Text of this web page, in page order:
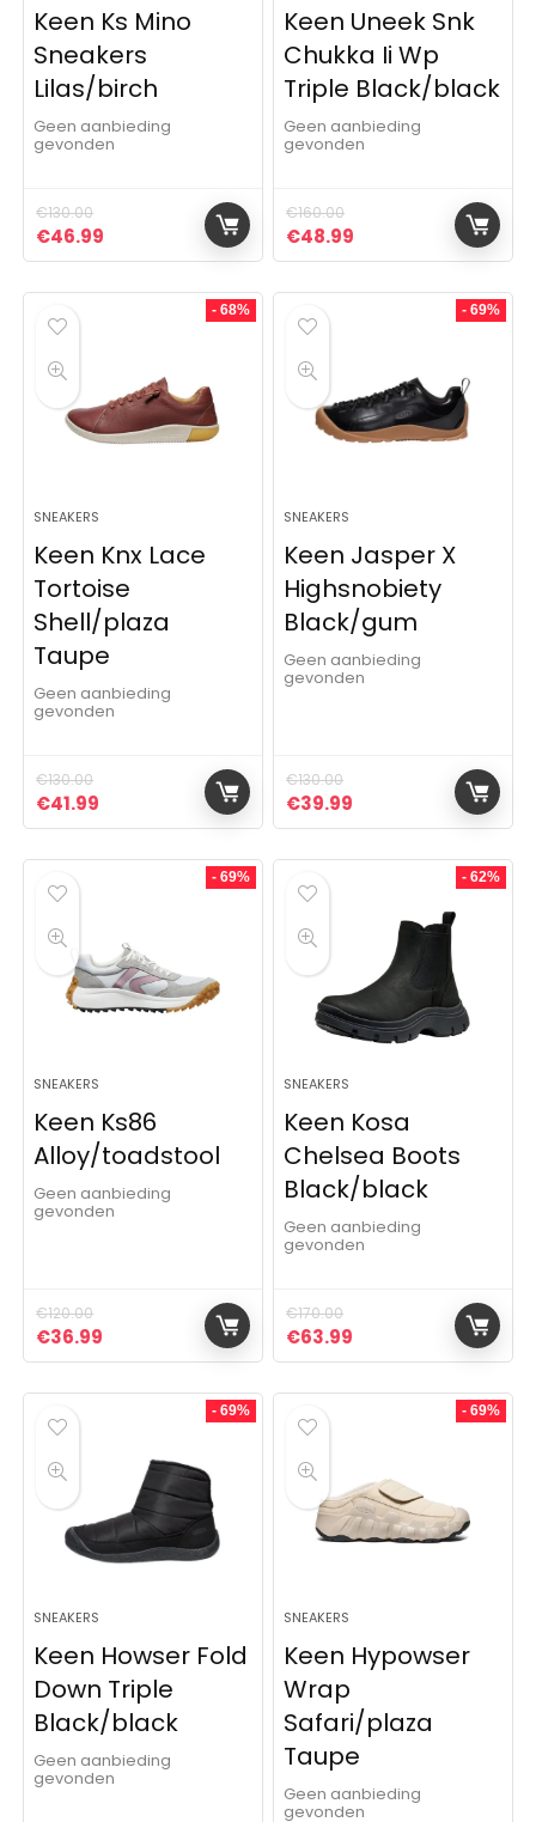
Keen Ks Mino
Sneakers
Lilas/birch
Geen aanbieding
gevonden
€130.00
Oorspronkelijke prijs was: €130.00.
€46.99 Huidige prijs is: €46.99.
Keen Uneek Snk
Chukka Ii Wp
Triple Black/black
Geen aanbieding
gevonden
€160.00
Oorspronkelijke prijs was:
€48.99 Huidige prijs is:
- 68%
SNEAKERS
Keen Knx Lace
Tortoise
Shell/plaza
Taupe
Geen aanbieding
gevonden
€130.00
Oorspronkelijke prijs was: €130.00.
€41.99 Huidige prijs is: €41.99.
- 69%
SNEAKERS
Keen Jasper X
Highsnobiety
Black/gum
Geen aanbieding
gevonden
€130.00
Oorspronkelijke prijs was:
€39.99 Huidige prijs is:
- 69%
SNEAKERS
Keen Ks86
Alloy/toadstool
Geen aanbieding
gevonden
€120.00
Oorspronkelijke prijs was: €120.00.
€36.99 Huidige prijs is: €36.99.
- 62%
SNEAKERS
Keen Kosa
Chelsea Boots
Black/black
Geen aanbieding
gevonden
€170.00
Oorspronkelijke prijs was:
€63.99 Huidige prijs is:
- 69%
SNEAKERS
Keen Howser Fold
Down Triple
Black/black
Geen aanbieding
gevonden
- 69%
SNEAKERS
Keen Hypowser
Wrap
Safari/plaza
Taupe
Geen aanbieding
gevonden